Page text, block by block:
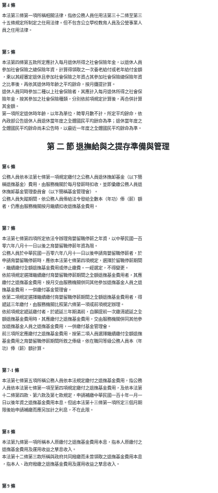
第 4 條
本法第三條第一項所稱相關法律，指依公務人員任用法第三十二條至第三
十五條規定所制定之任用法律。但不包含公立學校教育人員及公營事業人
員之任用法律。
第 5 條
本法第四條第五款所定應計入每月退休所得之社會保險年金，以退休人員
參加社會保險之總保險年資，計算得領取之一次養老給付或老年給付金額
，乘以其經審定退休且參加社會保險之年資占其參加社會保險總保險年資
之比率後，再依其退休時年齡之平均餘命，按月攤提計算。
退休人員同時參加二種以上社會保險者，其應計入每月退休所得之社會保
險年金，按其參加之社會保險種類，分別依前項規定計算後，再合併計算
其金額。
第一項所定退休時年齡，以年為單位，畸零月數不計。所定平均餘命，依
內政部公告退休人員退休當年度之全體國民平均餘命為準；退休當年度之
全體國民平均餘命尚未公告時，以最近一年度之全體國民平均餘命為準。
第 二 節 退撫給與之提存準備與管理
第 6 條
公務人員依本法第七條第一項規定繳付之公務人員退休撫卹基金（以下簡
稱退撫基金）費用，由服務機關於每月發薪時扣收，並即彙繳公務人員退
休撫卹基金管理委員會（以下簡稱基金管理會）。
公務人員失蹤期間，依公務人員俸給法令發給全數本（年功）俸（薪）額
者，仍應由服務機關按月繼續扣收退撫基金費用。
第 7 條
本法第七條第四項所定依法令辦理育嬰留職停薪之年資，以中華民國一百
零六年八月十一日以後之育嬰留職停薪年資為限。
公務人員於中華民國一百零六年八月十一日以後申請育嬰留職停薪者，於
申請育嬰留職停薪時，應依本法第七條第四項規定，選擇於留職停薪期間
，繼續繳付全額退撫基金費用或停止繳費。一經選定，不得變更。
依前項規定選擇繼續繳付育嬰留職停薪期間之全額退撫基金費用者，其應
繳付之退撫基金費用，按月交由服務機關併同其他參加退撫基金人員之退
撫基金費用，一併繳付基金管理會。
依第二項規定選擇繼續繳付育嬰留職停薪期間之全額退撫基金費用者，得
遞延三年繳付，由服務機關比照第六條第一項或前項規定辦理。
依前項規定遞延繳付者，於遞延三年期滿前，自願提前一次繳清遞延之全
額退撫基金費用時，其應繳付之退撫基金費用，交由服務機關併同其他參
加退撫基金人員之退撫基金費用，一併繳付基金管理會。
前三項所定應繳付之退撫基金費用，按第二項人員選擇繼續繳付全額退撫
基金費用之育嬰留職停薪期間所敘之俸級，依在職同等級公務人員本（年
功）俸（薪）額計算。
第 7-1 條
本法第七條第五項所稱公務人員依本法規定繳付之退撫基金費用，指公務
人員依本法第七條第一項至第四項規定繳付之退撫基金費用，及依本法第
十二條第四款、第六款及第七款規定，申請補繳中華民國一百十年一月一
日以後年資之退撫基金費用本息。但逾本法第十三條第一項所定三個月期
限後始申請補繳而應另加計之利息，不在此限。
第 8 條
本法第九條第一項所稱本人原繳付之退撫基金費用本息，指本人原繳付之
退撫基金費用及運用收益之孳息收入。
本法第十二條第三款所稱與政府共同撥繳而未曾領取之退撫基金費用本息
，指本人、政府撥繳之退撫基金費用及運用收益之孳息收入。
第 9 條